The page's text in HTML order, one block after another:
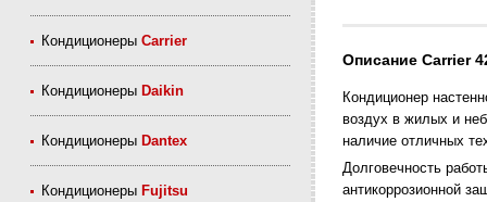
КондиционерыCarrier
Кондиционеры Daikin
Кондиционеры Dantex
Кондиционеры Fujitsu
Описание Carrier
Кондиционер
воздух в жилых и
наличие отличных
Долговечность
антикоррозионной